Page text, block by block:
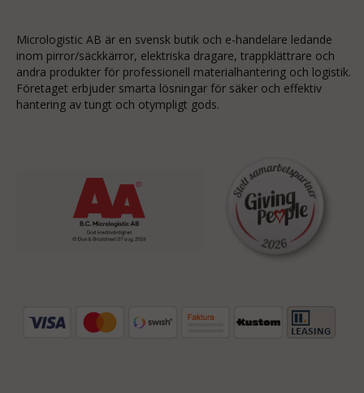
Micrologistic AB är en svensk butik och e-handelare ledande
inom pirror/säckkärror, elektriska dragare, trappklättrare och
andra produkter för professionell materialhantering och logistik.
Företaget erbjuder smarta lösningar för säker och effektiv
hantering av tungt och otympligt gods.